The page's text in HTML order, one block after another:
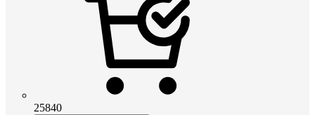
25840